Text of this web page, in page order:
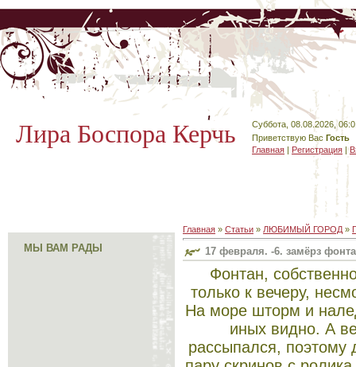
Лира Боспора Керчь
Суббота, 08.08.2026,
Приветствую Вас Гость
Главная | Регистрация |
МЫ ВАМ РАДЫ
Главная » Статьи » ЛЮБИМЫЙ ГОРОД »
17 февраля. -6. замёрз
Фонтан,
только к вечеру,
На море шторм и
иных видно. А
рассыпался, поэтому